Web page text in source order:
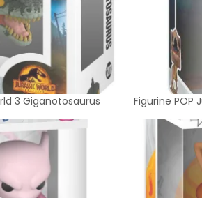
3 Giganotosaurus Figurine POP